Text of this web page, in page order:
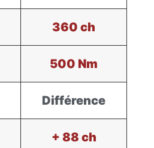
360 ch
500 Nm
Différence
+ 88 ch